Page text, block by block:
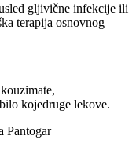
gljivične infekcije ili
terapija osnovnog
kojedruge lekove.
Pantogar